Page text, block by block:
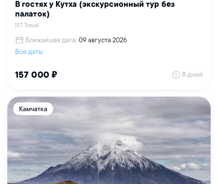
В гостях у Кутха (экскурсионный тур без
палаток)
IST Travel
Ближайшая дата: 09 августа 2026
Все даты
157 000 ₽ 8 дней
Камчатка